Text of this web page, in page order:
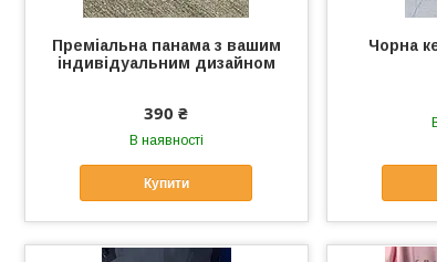
Преміальна панама з вашим
індивідуальним дизайном
390 ₴
В наявності
Купити
Чорна